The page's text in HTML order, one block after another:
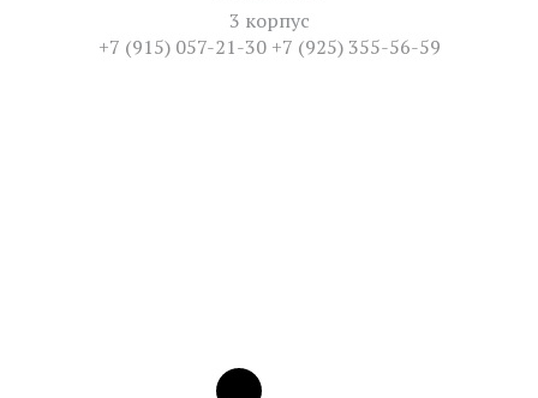
3 корпус
+7 (915) 057-21-30 +7 (925) 355-56-59